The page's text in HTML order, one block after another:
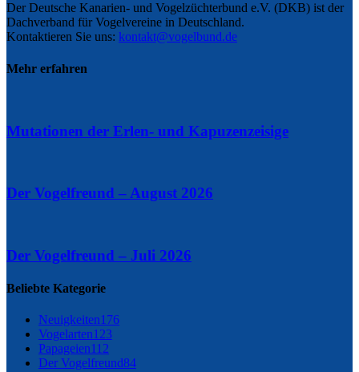
Der Deutsche Kanarien- und Vogelzüchterbund e.V. (DKB) ist der
Dachverband für Vogelvereine in Deutschland.
Kontaktieren Sie uns: kontakt@vogelbund.de
Mehr erfahren
Mutationen der Erlen- und Kapuzenzeisige
Der Vogelfreund – August 2026
Der Vogelfreund – Juli 2026
Beliebte Kategorie
Neuigkeiten176
Vogelarten123
Papageien112
Der Vogelfreund84